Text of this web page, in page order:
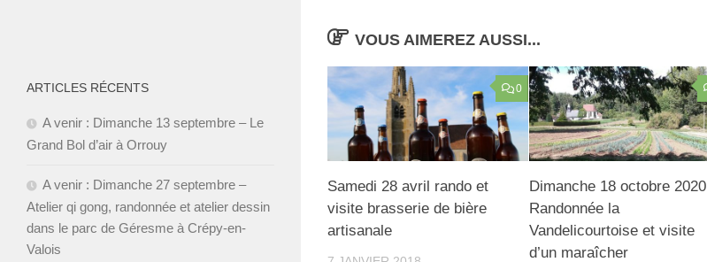
VOUS AIMEREZ AUSSI...
0
Samedi 28 avril rando et
visite brasserie de bière
artisanale
Dimanche 18 octobre 2020
Randonnée la
Vandelicourtoise et visite
d’un maraîcher
ARTICLES RÉCENTS
A venir : Dimanche 13 septembre – Le
Grand Bol d’air à Orrouy
A venir : Dimanche 27 septembre –
Atelier qi gong, randonnée et atelier dessin
dans le parc de Géresme à Crépy-en-
Valois